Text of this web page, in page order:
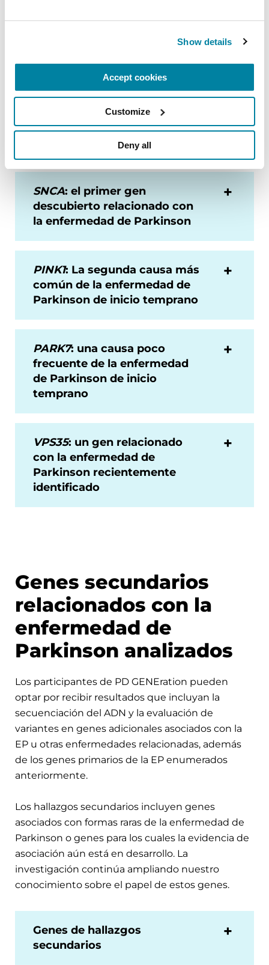
Show details
Accept cookies
Customize
Deny all
común relacionado con la
enfermedad de Parkinson
: La causa más común
de la enfermedad de
Parkinson de inicio temprano
SNCA: el primer gen
descubierto relacionado con
la enfermedad de Parkinson
PINK1: La segunda causa más
común de la enfermedad de
Parkinson de inicio temprano
PARK7: una causa poco
frecuente de la enfermedad
de Parkinson de inicio
temprano
VPS35: un gen relacionado
con la enfermedad de
Parkinson recientemente
identificado
Genes secundarios
relacionados con la
enfermedad de
Parkinson analizados
Los participantes de PD GENEration pueden
optar por recibir resultados que incluyan la
secuenciación del ADN y la evaluación de
variantes en genes adicionales asociados con la
EP u otras enfermedades relacionadas, además
de los genes primarios de la EP enumerados
anteriormente.
Los hallazgos secundarios incluyen genes
asociados con formas raras de la enfermedad de
Parkinson o genes para los cuales la evidencia de
asociación aún está en desarrollo. La
investigación continúa ampliando nuestro
conocimiento sobre el papel de estos genes.
Genes de hallazgos
secundarios